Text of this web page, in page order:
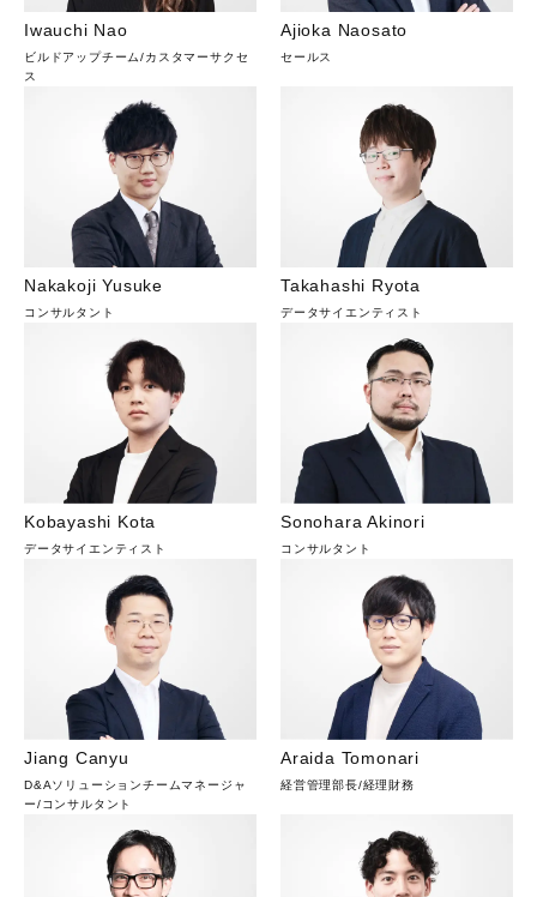
Iwauchi Nao
ビルドアップチーム/カスタマーサクセ
ス
Ajioka Naosato
セールス
Nakakoji Yusuke
コンサルタント
Takahashi Ryota
データサイエンティスト
Kobayashi Kota
データサイエンティスト
Sonohara Akinori
コンサルタント
Jiang Canyu
D&Aソリューションチームマネージャ
ー/コンサルタント
Araida Tomonari
経営管理部長/経理財務